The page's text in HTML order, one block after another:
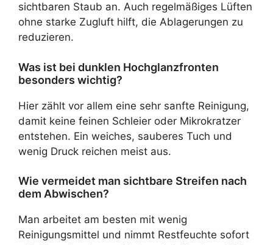
sichtbaren Staub an. Auch regelmäßiges Lüften
ohne starke Zugluft hilft, die Ablagerungen zu
reduzieren.
Was ist bei dunklen Hochglanzfronten
besonders wichtig?
Hier zählt vor allem eine sehr sanfte Reinigung,
damit keine feinen Schleier oder Mikrokratzer
entstehen. Ein weiches, sauberes Tuch und
wenig Druck reichen meist aus.
Wie vermeidet man sichtbare Streifen nach
dem Abwischen?
Man arbeitet am besten mit wenig
Reinigungsmittel und nimmt Restfeuchte sofort